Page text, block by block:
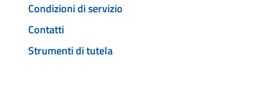
Condizioni di servizio
Contatti
Strumenti di tutela